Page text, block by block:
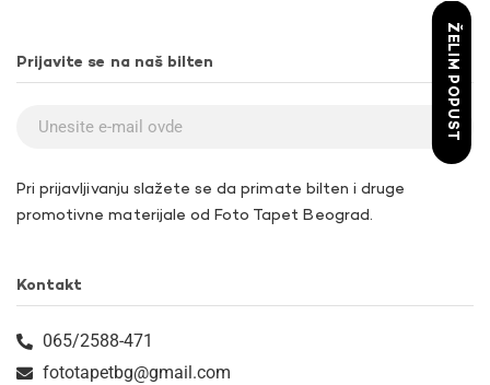
Prijavite se na naš bilten
Pri prijavljivanju slažete se da primate bilten i druge
promotivne materijale od Foto Tapet Beograd.
Kontakt
065/2588-471
fototapetbg@gmail.com
ŽELIM POPUST